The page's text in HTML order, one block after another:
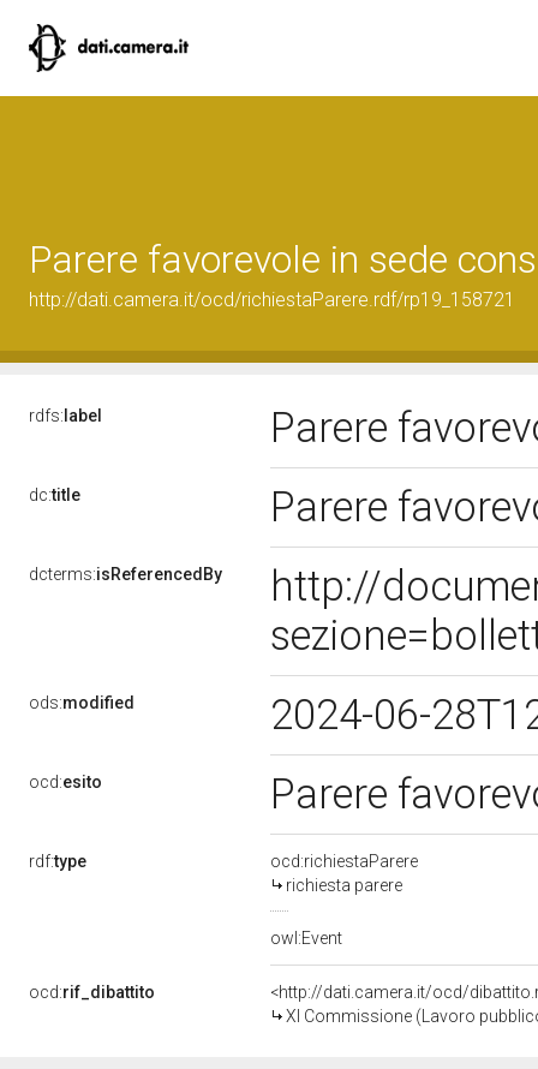
Parere favorevole in sede
http://dati.camera.it/ocd/richiestaParere.rdf/rp19_158721
rdfs: label Parere
dc:title Parere
dcterms:isReferencedBy
http://
ods:modified 2024-06-
ocd:esito Parere
rdf:type
ocd:richiestaParere
richiesta parere
owl:Event
ocd:rif_dibattito
<http://dati.camera.it/ocd/
XI Commissione (Lavoro